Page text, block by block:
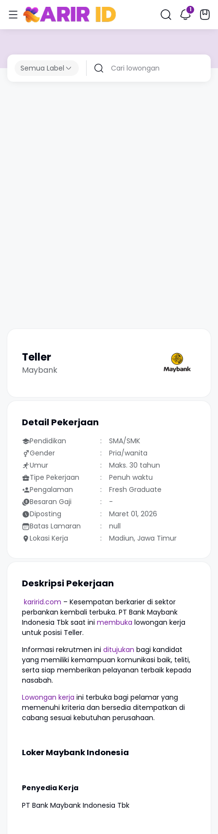
Semua Label
Teller
Maybank
Detail Pekerjaan
Pendidikan
SMA/SMK
Gender
Pria/wanita
Umur
Maks. 30 tahun
Tipe Pekerjaan
Penuh waktu
Pengalaman
Fresh Graduate
Besaran Gaji
-
Diposting
Maret 01, 2026
Batas Lamaran
null
Lokasi Kerja
Madiun, Jawa Timur
Deskripsi Pekerjaan
karirid.com – Kesempatan berkarier di sektor
perbankan kembali terbuka. PT Bank Maybank
Indonesia Tbk saat ini membuka lowongan kerja
untuk posisi Teller.
Informasi rekrutmen ini ditujukan bagi kandidat
yang memiliki kemampuan komunikasi baik, teliti,
serta siap memberikan pelayanan terbaik kepada
nasabah.
Lowongan kerja ini terbuka bagi pelamar yang
memenuhi kriteria dan bersedia ditempatkan di
cabang sesuai kebutuhan perusahaan.
Loker Maybank Indonesia
Penyedia Kerja
PT Bank Maybank Indonesia Tbk